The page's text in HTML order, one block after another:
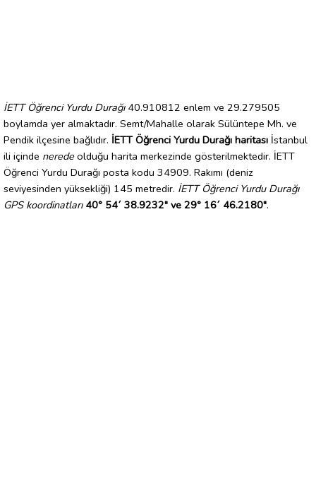
İETT Öğrenci Yurdu Durağı40.910812 enlem ve 29.279505
boylamda yer almaktadır. Semt/Mahalle olarak Sülüntepe Mh. ve
Pendik ilçesine bağlıdır. İETT Öğrenci Yurdu Durağı haritası İstanbul
ili içinde nerede olduğu harita merkezinde gösterilmektedir. İETT
Öğrenci Yurdu Durağı posta kodu 34909. Rakımı (deniz
seviyesinden yüksekliği) 145 metredir. İETT Öğrenci Yurdu Durağı
GPS koordinatları 40° 54´ 38.9232" ve 29° 16´ 46.2180".